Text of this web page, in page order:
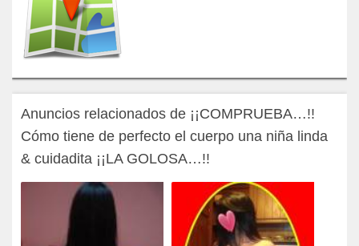
Anuncios relacionados de ¡¡COMPRUEBA…!!
Cómo tiene de perfecto el cuerpo una niña linda
& cuidadita ¡¡LA GOLOSA…!!